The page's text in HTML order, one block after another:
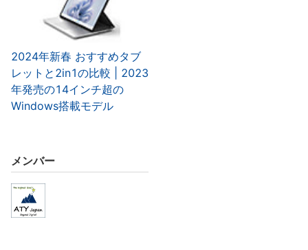
2024年新春 おすすめタブ
レットと2in1の比較 | 2023
年発売の14インチ超の
Windows搭載モデル
メンバー